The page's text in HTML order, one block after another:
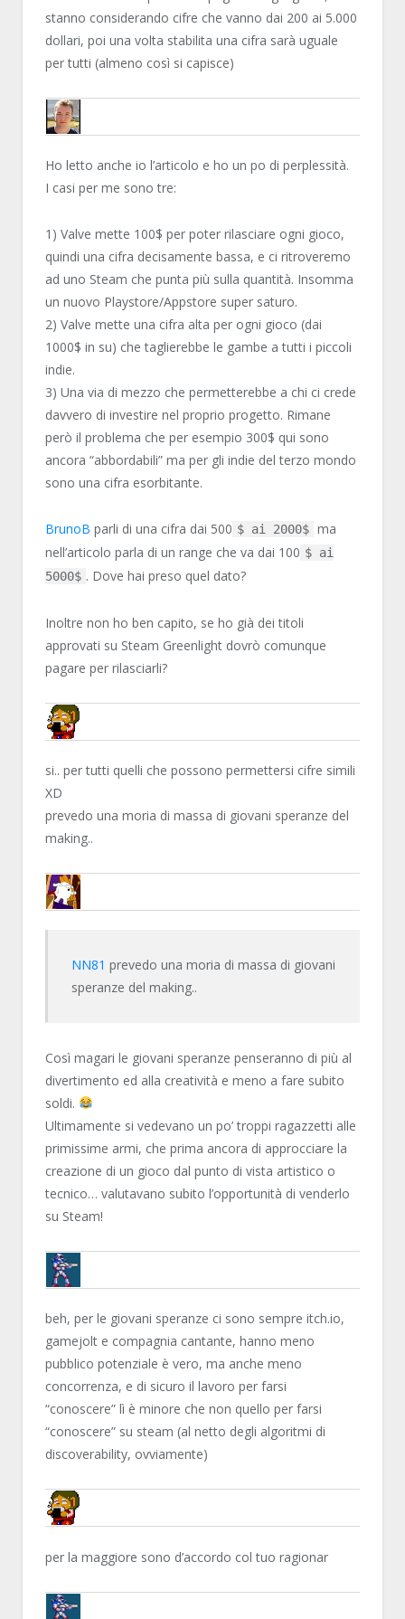
stanno considerando cifre che vanno dai 200 ai 5.000
dollari, poi una volta stabilita una cifra sarà uguale
per tutti (almeno così si capisce)
HAVANA24
Ho letto anche io l’articolo e ho un po di perplessità.
I casi per me sono tre:
1) Valve mette 100$ per poter rilasciare ogni gioco,
quindi una cifra decisamente bassa, e ci ritroveremo
ad uno Steam che punta più sulla quantità. Insomma
un nuovo Playstore/Appstore super saturo.
2) Valve mette una cifra alta per ogni gioco (dai
1000$ in su) che taglierebbe le gambe a tutti i piccoli
indie.
3) Una via di mezzo che permetterebbe a chi ci crede
davvero di investire nel proprio progetto. Rimane
però il problema che per esempio 300$ qui sono
ancora “abbordabili” ma per gli indie del terzo mondo
sono una cifra esorbitante.
BrunoB parli di una cifra dai 500 $ ai 2000$ ma
nell’articolo parla di un range che va dai 100 $ ai
5000$ . Dove hai preso quel dato?
Inoltre non ho ben capito, se ho già dei titoli
approvati su Steam Greenlight dovrò comunque
pagare per rilasciarli?
NN81
si.. per tutti quelli che possono permettersi cifre simili
XD
prevedo una moria di massa di giovani speranze del
making..
ENCELO
NN81 prevedo una moria di massa di giovani
speranze del making..
Così magari le giovani speranze penseranno di più al
divertimento ed alla creatività e meno a fare subito
soldi.
Ultimamente si vedevano un po’ troppi ragazzetti alle
primissime armi, che prima ancora di approcciare la
creazione di un gioco dal punto di vista artistico o
tecnico… valutavano subito l’opportunità di venderlo
su Steam!
BRUNOB
beh, per le giovani speranze ci sono sempre itch.io,
gamejolt e compagnia cantante, hanno meno
pubblico potenziale è vero, ma anche meno
concorrenza, e di sicuro il lavoro per farsi
“conoscere” lì è minore che non quello per farsi
“conoscere” su steam (al netto degli algoritmi di
discoverability, ovviamente)
NN81
per la maggiore sono d’accordo col tuo ragionar